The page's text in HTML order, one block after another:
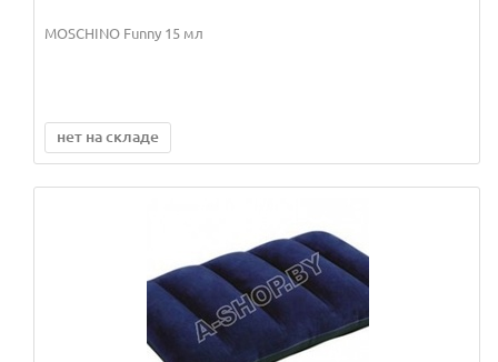
MOSCHINO Funny 15 мл
нет на складе